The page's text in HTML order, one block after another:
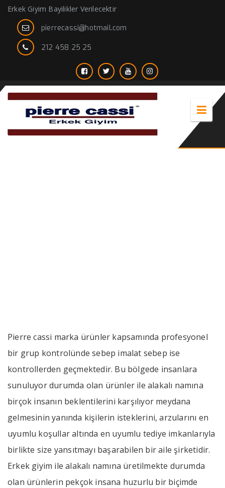
Erkek Giyim Bayilikler Verilecektir
pierrecassi@hotmail.com
212 458 25 25
Pierre cassi marka ürünler kapsamında profesyonel
bir grup kontrolünde sebep imalat sebep ise
kontrollerden geçmektedir. Bu bölgede insanlara
sunuluyor durumda olan ürünler ile alakalı namına
birçok insanın beklentilerini karşılıyor meydana
gelmesinin yanında kişilerin isteklerini, arzularını en
uyumlu koşullar altında en uyumlu tediye imkanlarıyla
birlikte size yansıtmayı başarabilen bir aile şirketidir.
Erkek giyim ile alakalı namına üretilmekte durumda
olan ürünlerin pekçok insana huzurlu bir biçimde